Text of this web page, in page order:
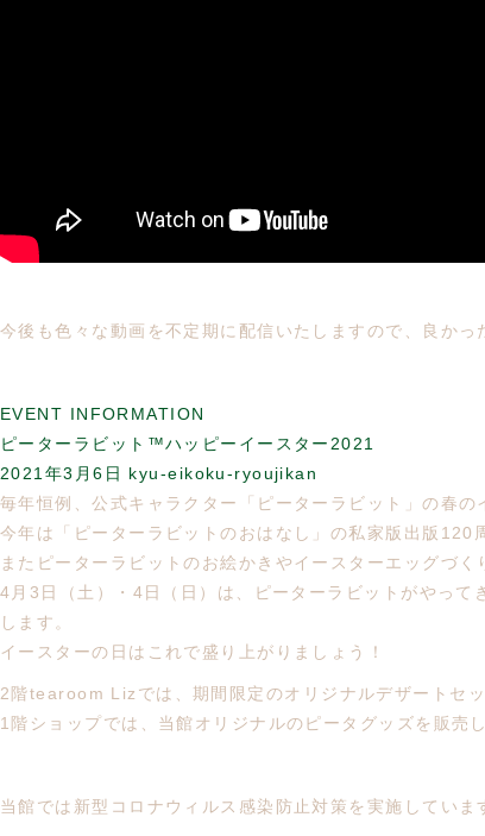
今後も色々な動画を不定期に配信いたしますので、良かっ
EVENT INFORMATION
ピーターラビット™ハッピーイースター2021
2021年3月6日 kyu-eikoku-ryoujikan
毎年恒例、公式キャラクター「ピーターラビット」の春の
今年は「ピーターラビットのおはなし」の私家版出版120
またピーターラビットのお絵かきやイースターエッグづく
4月3日（土）・4日（日）は、ピーターラビットがやっ
します。
イースターの日はこれで盛り上がりましょう！
2階tearoom Lizでは、期間限定のオリジナルデザートセッ
1階ショップでは、当館オリジナルのピータグッズを販売
当館では新型コロナウィルス感染防止対策を実施してい